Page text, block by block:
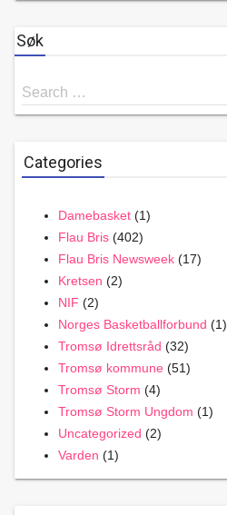
Søk
Search
for
Search …
Categories
Damebasket (1)
Flau Bris (402)
Flau Bris Newsweek (17)
Kretsen (2)
NIF (2)
Norges Basketballforbund (1)
Tromsø Idrettsråd (32)
Tromsø kommune (51)
Tromsø Storm (4)
Tromsø Storm Ungdom (1)
Uncategorized (2)
Varden (1)